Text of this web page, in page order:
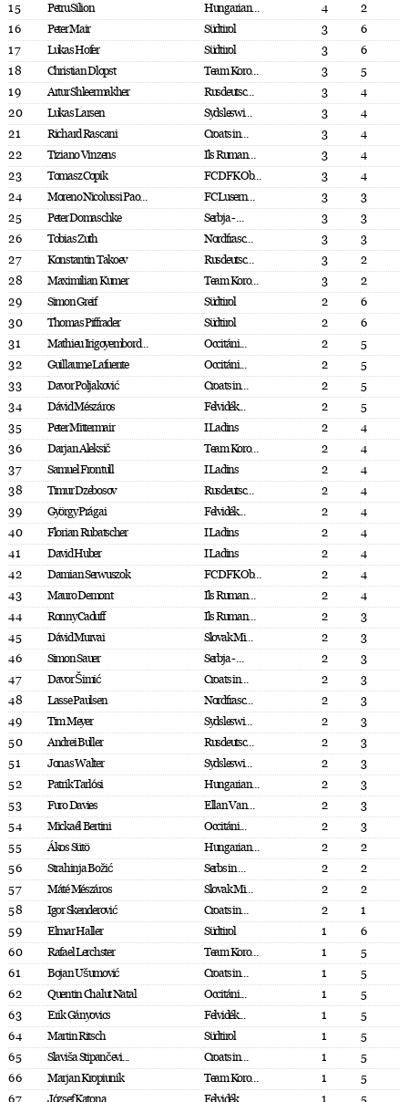
15
Petru Silion Hungarian... 4
2
16
Peter Mair Südtirol 3
6
17
Lukas Hofer Südtirol 3
6
18
Christian Dlopst Team Koro... 3
5
19
Artur Shleermakher Rusdeutsc... 3
4
20
Lukas Larsen Sydsleswi... 3
4
21
Richard Rascani Croats in... 3
4
22
Tiziano Vinzens Ils Ruman... 3
4
23
Tomasz Copik FC DFK Ob... 3
4
24
Moreno Nicolussi Pao... FC Lusern... 3
3
25
Peter Domaschke Serbja - ... 3
3
26
Tobias Zuth Nordfrasc... 3
3
27
Konstantin Takoev Rusdeutsc... 3
2
28
Maximilian Kumer Team Koro... 3
2
29
Simon Greif Südtirol 2
6
30
Thomas Piffrader Südtirol 2
6
31
Mathieu Irigoyembord... Occitáni... 2
5
32
Guillaume Lafuente Occitáni... 2
5
33
Davor Poljaković Croats in... 2
5
34
Dávid Mészáros Felvidék... 2
5
35
Peter Mittermair I Ladins 2
4
36
Darjan Aleksič Team Koro... 2
4
37
Samuel Frontull I Ladins 2
4
38
Timur Dzebosov Rusdeutsc... 2
4
39
György Prágai Felvidék... 2
4
40
Florian Rubatscher I Ladins 2
4
41
David Huber I Ladins 2
4
42
Damian Serwuszok FC DFK Ob... 2
4
43
Mauro Demont Ils Ruman... 2
4
44
Ronny Caduff Ils Ruman... 2
3
45
Dávid Murvai Slovak Mi... 2
3
46
Simon Sauer Serbja - ... 2
3
47
Davor Šimić Croats in... 2
3
48
Lasse Paulsen Nordfrasc... 2
3
49
Tim Meyer Sydsleswi... 2
3
50
Andrei Buller Rusdeutsc... 2
3
51
Jonas Walter Sydsleswi... 2
3
52
Patrik Tarlósi Hungarian... 2
3
53
Furo Davies Ellan Van... 2
3
54
Mickaél Bertini Occitáni... 2
3
55
Ákos Sütö Hungarian... 2
2
56
Strahinja Božić Serbs in ... 2
2
57
Máté Mészáros Slovak Mi... 2
2
58
Igor Skenderović Croats in... 2
1
59
Elmar Haller Südtirol 1
6
60
Rafael Lerchster Team Koro... 1
5
61
Bojan Ušumović Croats in... 1
5
62
Quentin Chalut Natal Occitáni... 1
5
63
Erik Gányovics Felvidék... 1
5
64
Martin Ritsch Südtirol 1
5
65
Slaviša Stipančevi... Croats in... 1
5
66
Marjan Kropiunik Team Koro... 1
5